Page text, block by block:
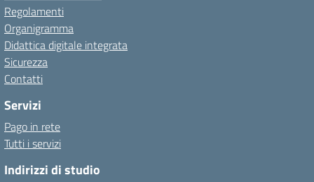
Regolamenti
Organigramma
Didattica digitale integrata
Sicurezza
Contatti
Servizi
Pago in rete
Tutti i servizi
Indirizzi di studio